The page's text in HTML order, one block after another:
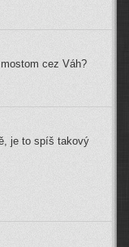
cez Váh?
je to spíš takový